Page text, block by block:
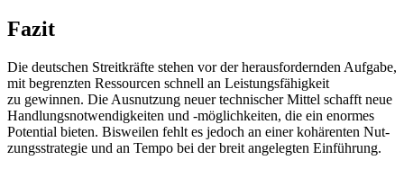
Fazit
Die deutschen Streitkräfte stehen vor der herausfordernden Aufgabe,
mit begrenzten Ressourcen schnell an Leistungsfähigkeit
zu gewinnen. Die Ausnutzung neuer tech­nischer Mittel schafft neue
Handlungs­notwendigkeiten und ‑möglichkeiten, die ein enormes
Potential bieten. Bisweilen fehlt es jedoch an einer kohärenten Nut­
zungsstrategie und an Tempo bei der breit angelegten Einführung.